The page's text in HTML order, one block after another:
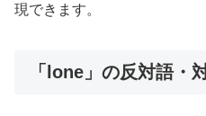
現できます。
「lone」の反対語・